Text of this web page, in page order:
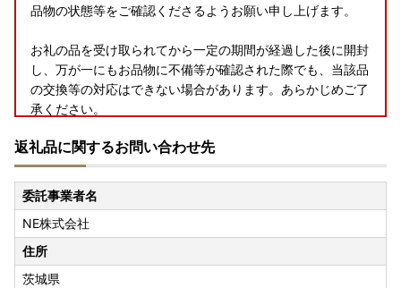
品物の状態等をご確認くださるようお願い申し上げます。
お礼の品を受け取られてから一定の期間が経過した後に開封
し、万が一にもお品物に不備等が確認された際でも、当該品
の交換等の対応はできない場合があります。あらかじめご了
承ください。
返礼品に関するお問い合わせ先
委託事業者名
NE株式会社
住所
茨城県